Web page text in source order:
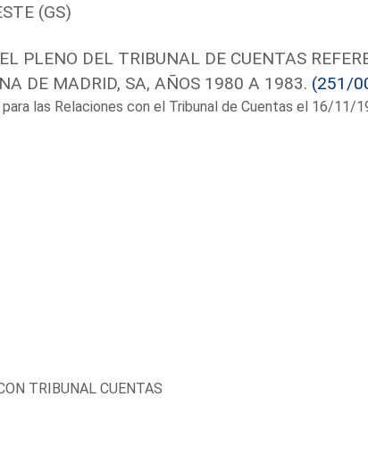
(GS)
PLENO DEL TRIBUNAL DE CUENTAS
DE MADRID, SA, AÑOS 1980 A 1983. (251/
las Relaciones con el Tribunal de Cuentas el 16/11/
TRIBUNAL CUENTAS